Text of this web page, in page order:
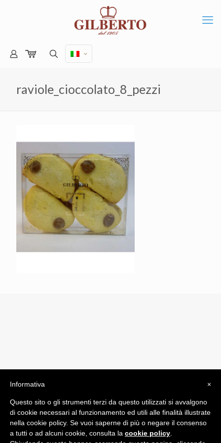
raviole_cioccolato_8_pezzi
byComunicatori su Misura srl
Termini e Condizioni di Vendita - Terms and Conditions
ITA:
×
Informativa
Questo sito o gli strumenti terzi da questo utilizzati si avvalgono
di cookie necessari al funzionamento ed utili alle finalità illustrate
nella cookie policy. Se vuoi saperne di più o negare il consenso
a tutti o ad alcuni cookie, consulta la cookie policy